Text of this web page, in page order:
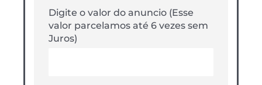
Digite o valor do anuncio (Esse
valor parcelamos até 6 vezes sem
Juros)